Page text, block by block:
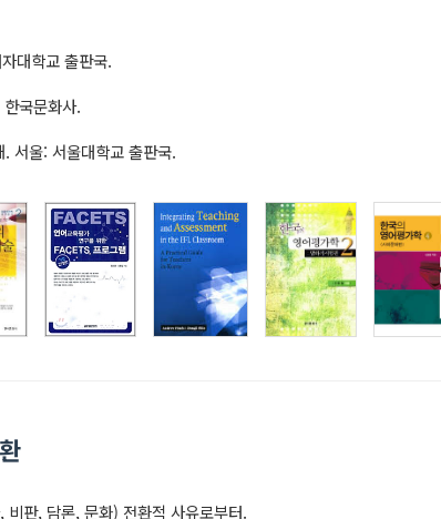
대학교 출판국.
국문화사.
서울: 서울대학교 출판국.
판, 담론, 문화) 전환적 사유로부터.